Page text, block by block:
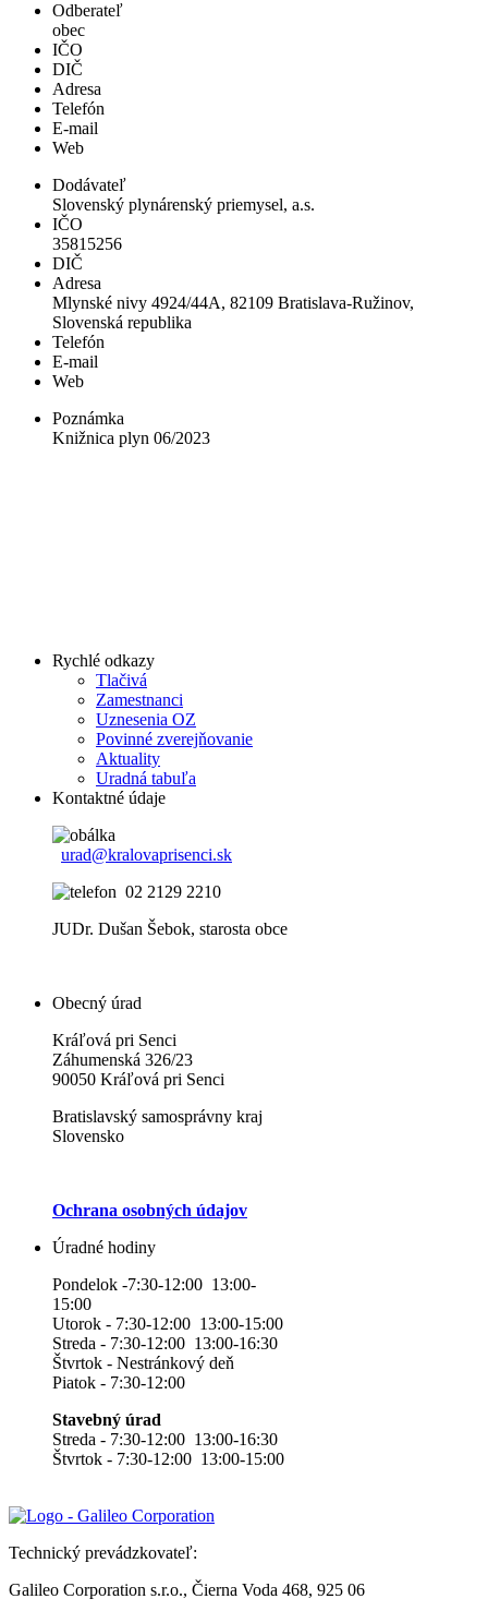
Odberateľ
obec
IČO
DIČ
Adresa
Telefón
E-mail
Web
Dodávateľ
Slovenský plynárenský priemysel, a.s.
IČO
35815256
DIČ
Adresa
Mlynské nivy 4924/44A, 82109 Bratislava-Ružinov,
Slovenská republika
Telefón
E-mail
Web
Poznámka
Knižnica plyn 06/2023
Rychlé odkazy
Tlačivá
Zamestnanci
Uznesenia OZ
Povinné zverejňovanie
Aktuality
Uradná tabuľa
Kontaktné údaje
urad@kralovaprisenci.sk
02 2129 2210
JUDr. Dušan Šebok, starosta obce
Obecný úrad
Kráľová pri Senci
Záhumenská 326/23
90050 Kráľová pri Senci
Bratislavský samosprávny kraj
Slovensko
Ochrana osobných údajov
Úradné hodiny
Pondelok -7:30-12:00 13:00-
15:00
Utorok - 7:30-12:00 13:00-15:00
Streda - 7:30-12:00 13:00-16:30
Štvrtok - Nestránkový deň
Piatok - 7:30-12:00
Stavebný úrad
Streda - 7:30-12:00 13:00-16:30
Štvrtok - 7:30-12:00 13:00-15:00
Technický prevádzkovateľ:
Galileo Corporation s.r.o., Čierna Voda 468, 925 06